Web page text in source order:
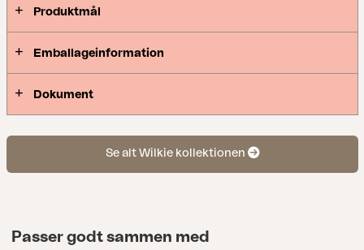
Produktmål
Emballageinformation
Dokument
Se alt Wilkie kollektionen
Passer godt sammen med